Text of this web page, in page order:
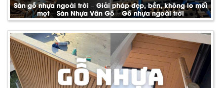
Sàn gỗ nhựa ngoài trời – Giải pháp đẹp, bền, không lo mối
mọt – Sàn Nhựa Vân Gỗ – Gỗ nhựa ngoài trời